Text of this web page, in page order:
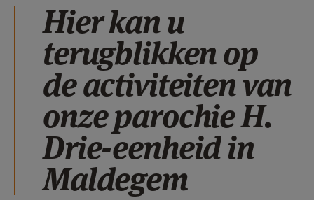
Hier kan u
terugblikken op
de activiteiten van
onze parochie H.
Drie-eenheid in
Maldegem